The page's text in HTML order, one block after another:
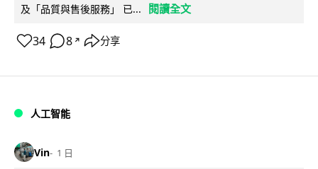
及「品質與售後服務」 已...
閱讀全文
34 8 ↗ 分享
人工智能
Vin 1 日